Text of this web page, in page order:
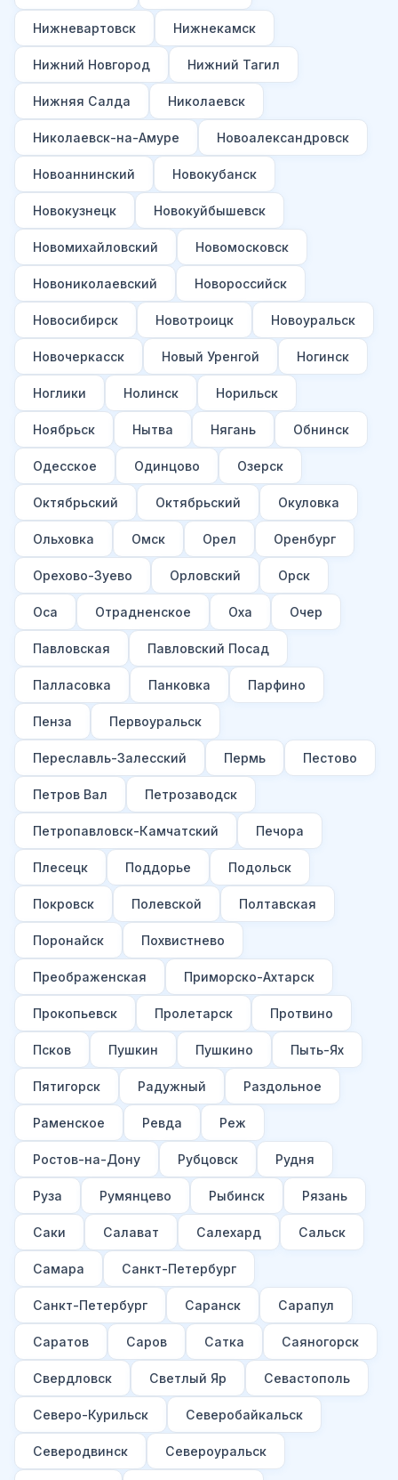
Нижневартовск Нижнекамск
Нижний Новгород Нижний Тагил
Нижняя Салда Николаевск
Николаевск-на-Амуре Новоалександровск
Новоаннинский Новокубанск
Новокузнецк Новокуйбышевск
Новомихайловский Новомосковск
Новониколаевский Новороссийск
Новосибирск Новотроицк Новоуральск
Новочеркасск Новый Уренгой Ногинск
Ноглики Нолинск Норильск
Ноябрьск Нытва Нягань Обнинск
Одесское Одинцово Озерск
Октябрьский Октябрьский Окуловка
Ольховка Омск Орел Оренбург
Орехово-Зуево Орловский Орск
Оса Отрадненское Оха Очер
Павловская Павловский Посад
Палласовка Панковка Парфино
Пенза Первоуральск
Переславль-Залесский Пермь Пестово
Петров Вал Петрозаводск
Петропавловск-Камчатский Печора
Плесецк Поддорье Подольск
Покровск Полевской Полтавская
Поронайск Похвистнево
Преображенская Приморско-Ахтарск
Прокопьевск Пролетарск Протвино
Псков Пушкин Пушкино Пыть-Ях
Пятигорск Радужный Раздольное
Раменское Ревда Реж
Ростов-на-Дону Рубцовск Рудня
Руза Румянцево Рыбинск Рязань
Саки Салават Салехард Сальск
Самара Санкт-Петербург
Санкт-Петербург Саранск Сарапул
Саратов Саров Сатка Саяногорск
Свердловск Светлый Яр Севастополь
Северо-Курильск Северобайкальск
Северодвинск Североуральск